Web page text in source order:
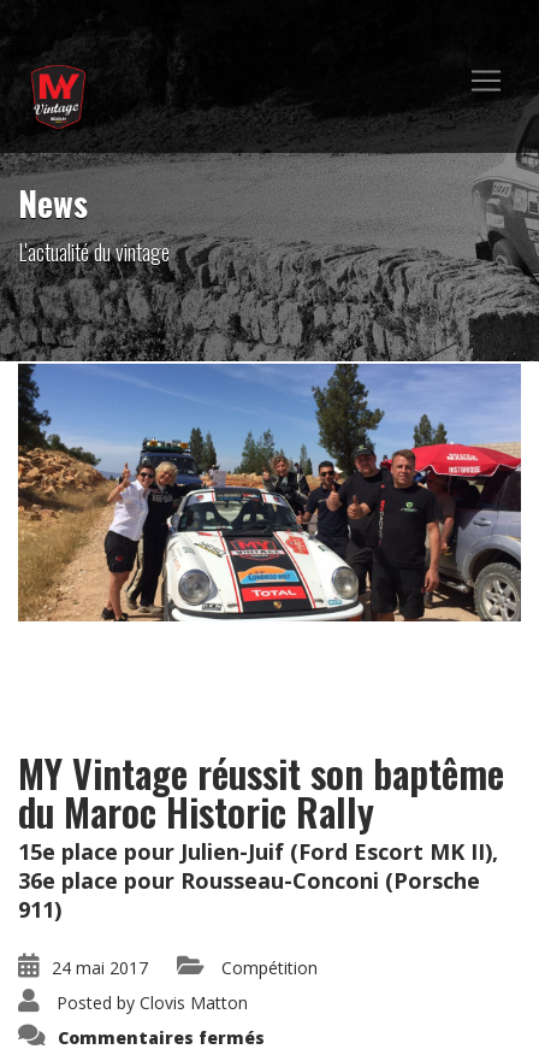
News
L'actualité du vintage
MY Vintage réussit son baptême
du Maroc Historic Rally
15e place pour Julien-Juif (Ford Escort MK II),
36e place pour Rousseau-Conconi (Porsche
911)
24 mai 2017
Compétition
Posted by Clovis Matton
Commentaires fermés